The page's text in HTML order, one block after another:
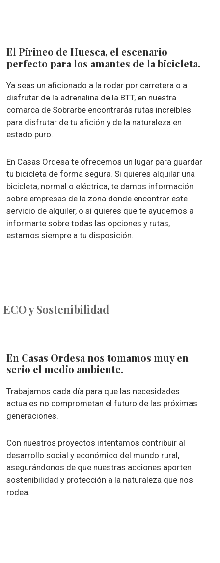
El Pirineo de Huesca, el escenario
perfecto para los amantes de la bicicleta.
Ya seas un aficionado a la rodar por carretera o a
disfrutar de la adrenalina de la BTT, en nuestra
comarca de Sobrarbe encontrarás rutas increíbles
para disfrutar de tu afición y de la naturaleza en
estado puro.
En Casas Ordesa te ofrecemos un lugar para guardar
tu bicicleta de forma segura. Si quieres alquilar una
bicicleta, normal o eléctrica, te damos información
sobre empresas de la zona donde encontrar este
servicio de alquiler, o si quieres que te ayudemos a
informarte sobre todas las opciones y rutas,
estamos siempre a tu disposición.
ECO y Sostenibilidad
En Casas Ordesa nos tomamos muy en
serio el medio ambiente.
Trabajamos cada día para que las necesidades
actuales no comprometan el futuro de las próximas
generaciones.
Con nuestros proyectos intentamos contribuir al
desarrollo social y económico del mundo rural,
asegurándonos de que nuestras acciones aporten
sostenibilidad y protección a la naturaleza que nos
rodea.